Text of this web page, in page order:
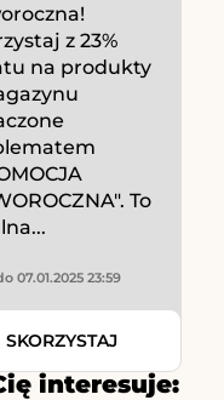
interesuje:
z 23%
na produkty
To
07.01.2025 23:59
SKORZYSTAJ